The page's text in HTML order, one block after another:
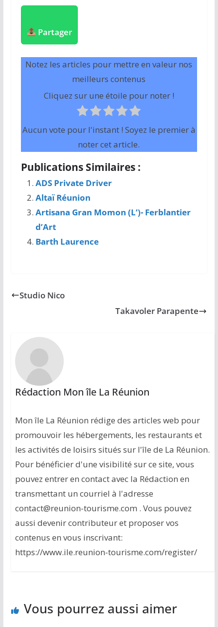
Partager
Notez les articles pour mettre en valeur nos
meilleurs contenus
Cliquez sur une étoile pour noter !
Aucun vote pour l'instant ! Soyez le premier à
noter cet article.
Publications Similaires :
ADS Private Driver
Altaï Réunion
Artisana Gran Momon (L’)- Ferblantier
d’Art
Barth Laurence
Studio Nico
Takavoler Parapente
Rédaction Mon île La Réunion
Mon île La Réunion rédige des articles web pour
promouvoir les hébergements, les restaurants et
les activités de loisirs situés sur l'île de La Réunion.
Pour bénéficier d'une visibilité sur ce site, vous
pouvez entrer en contact avec la Rédaction en
transmettant un courriel à l'adresse
contact@reunion-tourisme.com . Vous pouvez
aussi devenir contributeur et proposer vos
contenus en vous inscrivant:
https://www.ile.reunion-tourisme.com/register/
Vous pourrez aussi aimer